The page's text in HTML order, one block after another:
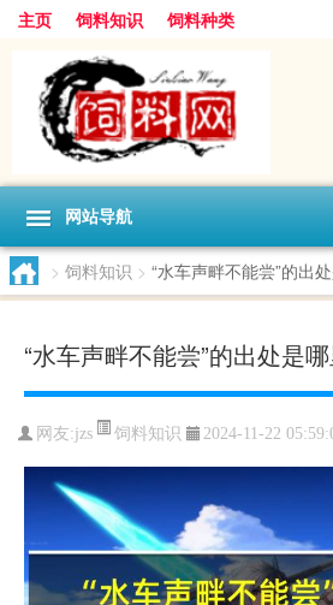
主页 饲料知识 饲料种类
网站导航
> 饲料知识 > “水车声畔不能尝”的出
“水车声畔不能尝”的出处是
网友:jzs 饲料知识 2024-11-22